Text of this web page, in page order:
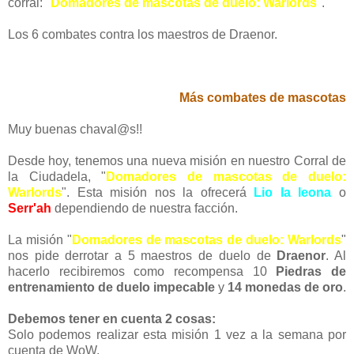
Los 6 combates contra los maestros de Draenor.
Más combates de mascotas
Muy buenas chaval@s!!
Desde hoy, tenemos una nueva misión en nuestro Corral de
la Ciudadela, " Domadores de mascotas de duelo:
Warlords". Esta misión nos la ofrecerá Lio la leona o
Serr'ah dependiendo de nuestra facción.
La misión " Domadores de mascotas de duelo: Warlords"
nos pide derrotar a 5 maestros de duelo de Draenor. Al
hacerlo recibiremos como recompensa 10
Piedras de
entrenamiento de duelo impecable y 14 monedas de oro.
Debemos tener en cuenta 2 cosas:
Solo podemos realizar esta misión 1 vez a la semana por
cuenta de WoW.